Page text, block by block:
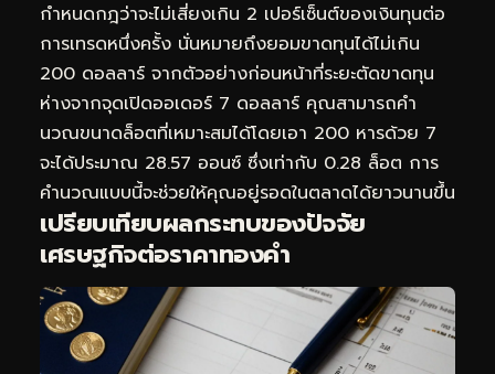
กำหนดกฎว่าจะไม่เสี่ยงเกิน 2 เปอร์เซ็นต์ของเงินทุนต่อ
การเทรดหนึ่งครั้ง นั่นหมายถึงยอมขาดทุนได้ไม่เกิน
200 ดอลลาร์ จากตัวอย่างก่อนหน้าที่ระยะตัดขาดทุน
ห่างจากจุดเปิดออเดอร์ 7 ดอลลาร์ คุณสามารถคำ
นวณขนาดล็อตที่เหมาะสมได้โดยเอา 200 หารด้วย 7
จะได้ประมาณ 28.57 ออนซ์ ซึ่งเท่ากับ 0.28 ล็อต การ
คำนวณแบบนี้จะช่วยให้คุณอยู่รอดในตลาดได้ยาวนานขึ้น
เปรียบเทียบผลกระทบของปัจจัย
เศรษฐกิจต่อราคาทองคำ